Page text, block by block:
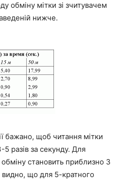
обміну мітки зі зчитувачем
нижче.
бажано, щоб читання мітки
разів за секунду. Для
обміну становить приблизно 3
видно, що для 5-кратного